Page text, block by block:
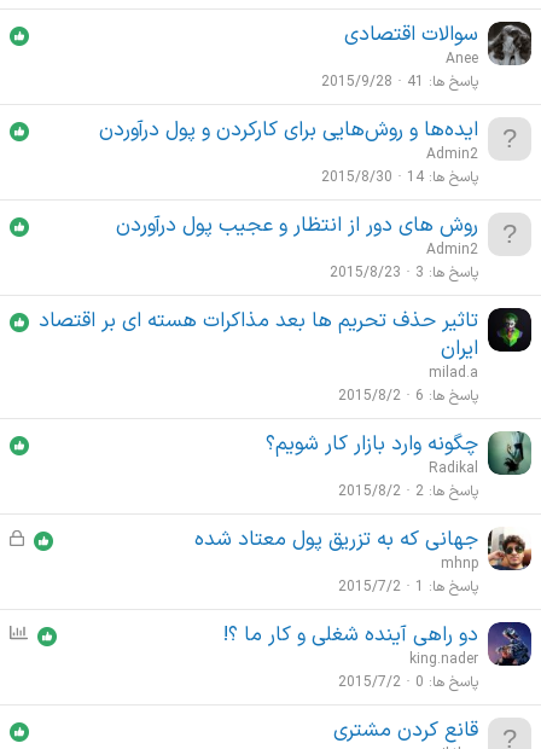
سوالات اقتصادی
Anee
پاسخ ها
41
2015/9/28
ایده‌ها و روش‌هایی برای کارکردن و پول درآوردن
Admin2
پاسخ ها 14
2015/8/30
روش های دور از انتظار و عجیب پول درآوردن
Admin2
پاسخ ها 3
2015/8/23
تاثیر حذف تحریم ها بعد مذاکرات هسته ای بر اقتصاد
ایران
milad.a
پاسخ ها 6
2015/8/2
چگونه وارد بازار کار شویم؟
Radikal
پاسخ ها 2
2015/8/2
ق
د
جهانی که به تزریق پول معتاد شده
mhnp
پاسخ ها
1
2015/7/2
ن
ن
دو راهی آینده شغلی و کار ما ؟!
king.nader
پاسخ ها 0
2015/7/2
قانع کردن مشتری